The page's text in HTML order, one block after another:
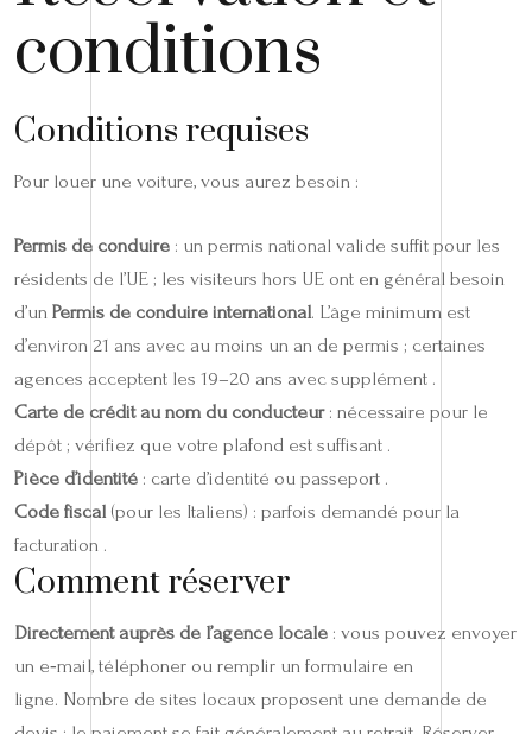
conditions
Conditions requises
Pour louer une voiture, vous aurez besoin :
Permis de conduire : un permis national valide suffit pour les
résidents de l’UE ; les visiteurs hors UE ont en général besoin
d’un Permis de conduire international. L’âge minimum est
d’environ 21 ans avec au moins un an de permis ; certaines
agences acceptent les 19–20 ans avec supplément .
Carte de crédit au nom du conducteur: nécessaire pour le
dépôt ; vérifiez que votre plafond est suffisant .
Pièce d’identité : carte d’identité ou passeport .
Code fiscal (pour les Italiens) : parfois demandé pour la
facturation .
Comment réserver
Directement auprès de l’agence locale : vous pouvez envoyer
un e‑mail, téléphoner ou remplir un formulaire en
ligne. Nombre de sites locaux proposent une demande de